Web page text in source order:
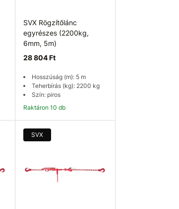
SVX Rögzítőlánc
egyrészes (2200kg,
6mm, 5m)
28 804 Ft
Hosszúság (m): 5 m
Teherbírás (kg): 2200 kg
Szín: piros
Raktáron 10 db
SVX